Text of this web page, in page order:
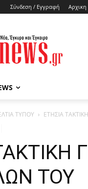
Σύνδεση / Εγγραφή Αρχικη
ΤΥΠΟΥ ΕΤΗΣΙΑ
ΤΟΥ